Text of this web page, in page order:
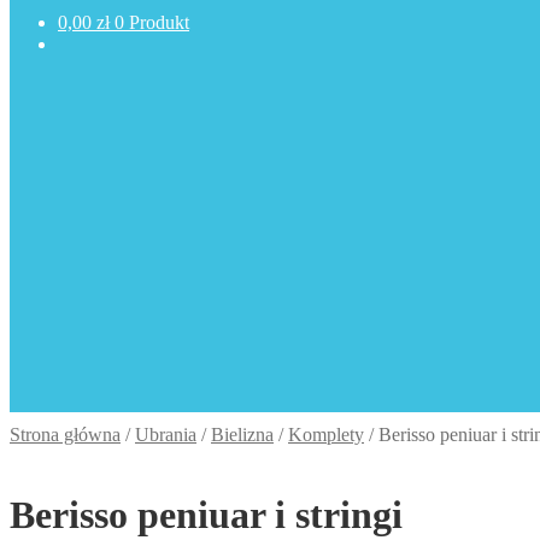
0,00 zł 0 Produkt
Strona główna /Ubrania /Bielizna /Komplety /Berisso peniuar i
Berisso peniuar i stringi